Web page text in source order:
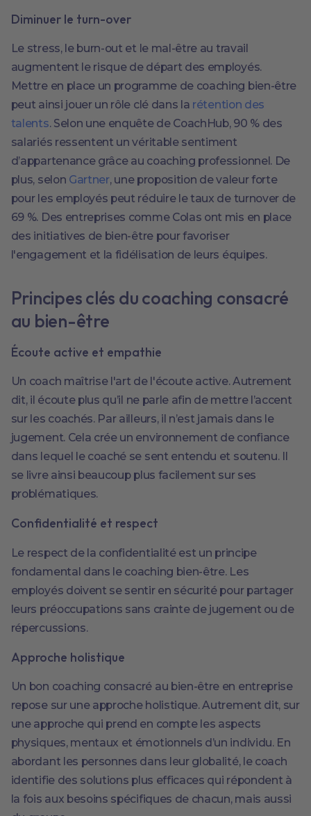
Diminuer le turn-over
Le stress, le burn-out et le mal-être au travail
augmentent le risque de départ des employés.
Mettre en place un programme de coaching bien-être
peut ainsi jouer un rôle clé dans la rétention des
talents. Selon une enquête de CoachHub, 90 % des
salariés ressentent un véritable sentiment
d’appartenance grâce au coaching professionnel. De
plus, selon Gartner, une proposition de valeur forte
pour les employés peut réduire le taux de turnover de
69 %. Des entreprises comme Colas ont mis en place
des initiatives de bien-être pour favoriser
l'engagement et la fidélisation de leurs équipes.
Principes clés du coaching consacré
au bien-être
Écoute active et empathie
Un coach maîtrise l'art de l'écoute active. Autrement
dit, il écoute plus qu’il ne parle afin de mettre l’accent
sur les coachés. Par ailleurs, il n’est jamais dans le
jugement. Cela crée un environnement de confiance
dans lequel le coaché se sent entendu et soutenu. Il
se livre ainsi beaucoup plus facilement sur ses
problématiques.
Confidentialité et respect
Le respect de la confidentialité est un principe
fondamental dans le coaching bien-être. Les
employés doivent se sentir en sécurité pour partager
leurs préoccupations sans crainte de jugement ou de
répercussions.
Approche holistique
Un bon coaching consacré au bien-être en entreprise
repose sur une approche holistique. Autrement dit, sur
une approche qui prend en compte les aspects
physiques, mentaux et émotionnels d’un individu. En
abordant les personnes dans leur globalité, le coach
identifie des solutions plus efficaces qui répondent à
la fois aux besoins spécifiques de chacun, mais aussi